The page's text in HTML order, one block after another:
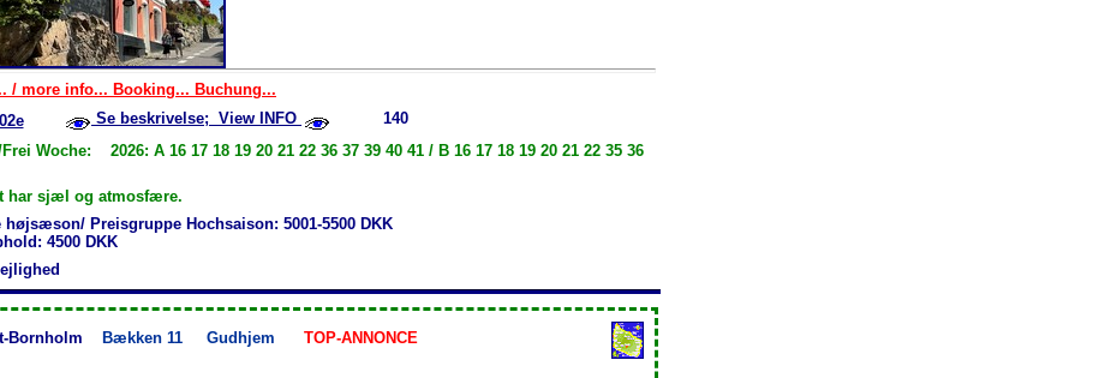
/ more info... Booking... Buchung...
Se beskrivelse; View INFO
140
Woche: 2026: A 16 17 18 19 20 21 22 36 37 39 40 41 / B 16 17 18 19 20 21 22 35 36
har sjæl og atmosfære.
højsæson/ Preisgruppe Hochsaison: 5001-5500 DKK
4500 DKK
Bornholm Bækken 11 Gudhjem TOP-ANNONCE